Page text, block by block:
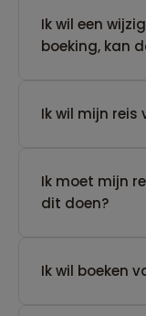
Ik wil een
boeking, kan
Ik wil mijn reis
Ik moet mijn
dit doen?
Ik wil boeken